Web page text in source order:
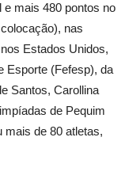
e mais 480 pontos no
nas
Estados Unidos,
Esporte (Fefesp), da
Santos, Carollina
de Pequim
mais de 80 atletas,